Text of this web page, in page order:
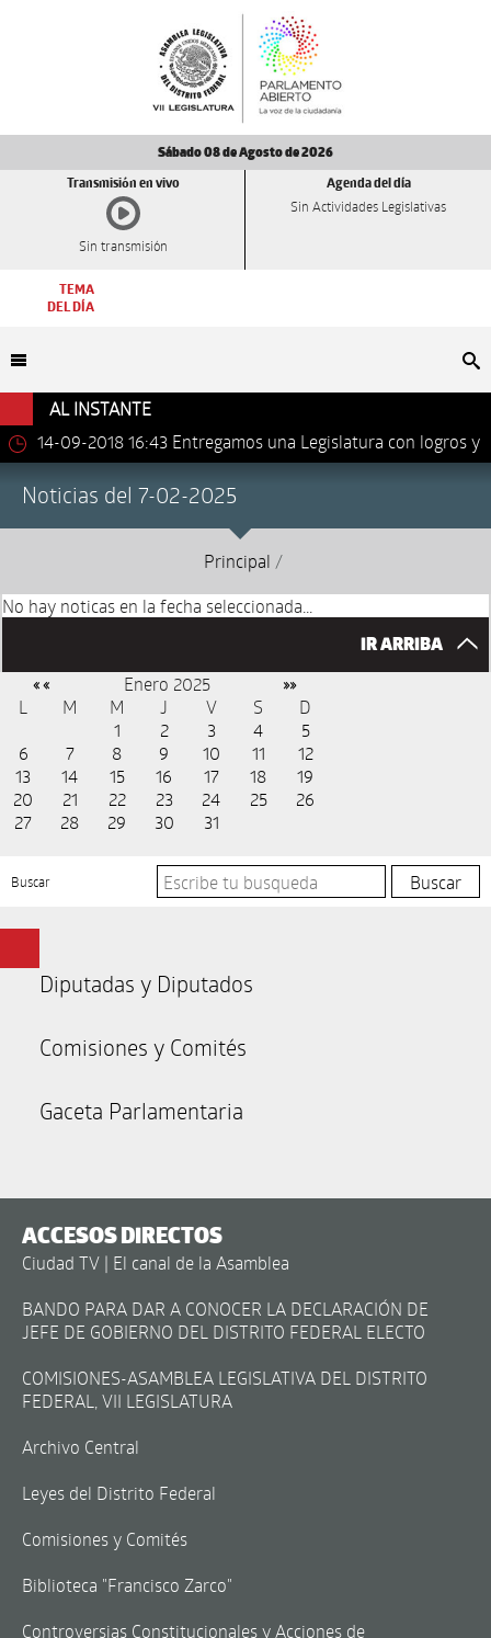
Sábado 08 de Agosto de 2026
Transmisión en vivo
Sin transmisión
Agenda del día
Sin Actividades Legislativas
TEMA
DEL DÍA
AL INSTANTE
14-09-2018 16:43 Entregamos una Legislatura con logros y
Noticias del 7-02-2025
Principal /
No hay noticas en la fecha seleccionada...
IR ARRIBA
« « Enero 2025 »»
L M M J V S
D
1
2 3 4
5
6
7 8 9 10 11
12
13
14 15 16 17 18
19
20
21 22 23 24 25
26
27
28 29 30 31
Buscar
Diputadas y Diputados
Comisiones y Comités
Gaceta Parlamentaria
ACCESOS DIRECTOS
Ciudad TV | El canal de la Asamblea
BANDO PARA DAR A CONOCER LA DECLARACIÓN DE
JEFE DE GOBIERNO DEL DISTRITO FEDERAL ELECTO
COMISIONES-ASAMBLEA LEGISLATIVA DEL DISTRITO
FEDERAL, VII LEGISLATURA
Archivo Central
Leyes del Distrito Federal
Comisiones y Comités
Biblioteca "Francisco Zarco"
Controversias Constitucionales y Acciones de